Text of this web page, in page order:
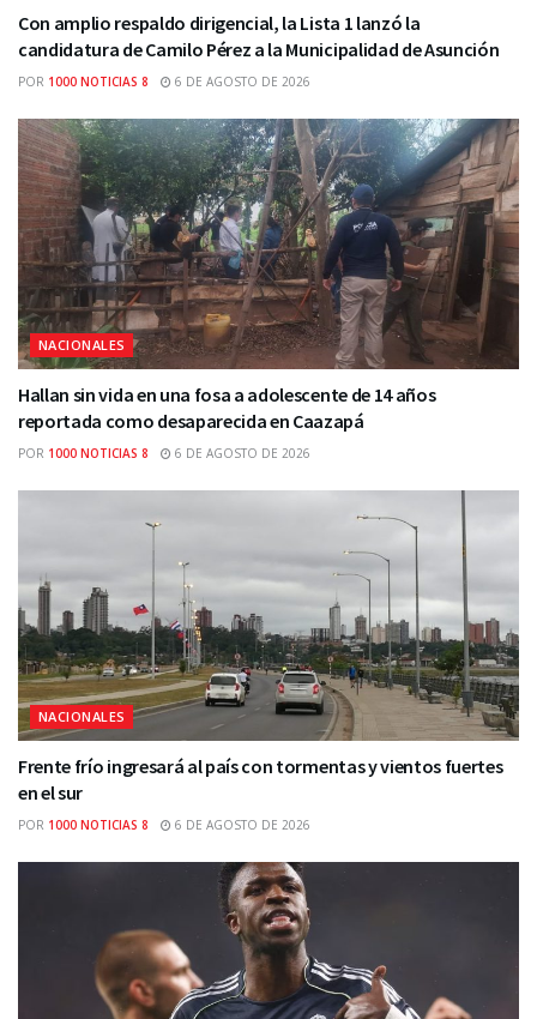
Con amplio respaldo dirigencial, la Lista 1 lanzó la
candidatura de Camilo Pérez a la Municipalidad de Asunción
POR 1000 NOTICIAS 8 6 DE AGOSTO DE 2026
NACIONALES
Hallan sin vida en una fosa a adolescente de 14 años
reportada como desaparecida en Caazapá
POR 1000 NOTICIAS 8 6 DE AGOSTO DE 2026
NACIONALES
Frente frío ingresará al país con tormentas y vientos fuertes
en el sur
POR 1000 NOTICIAS 8 6 DE AGOSTO DE 2026